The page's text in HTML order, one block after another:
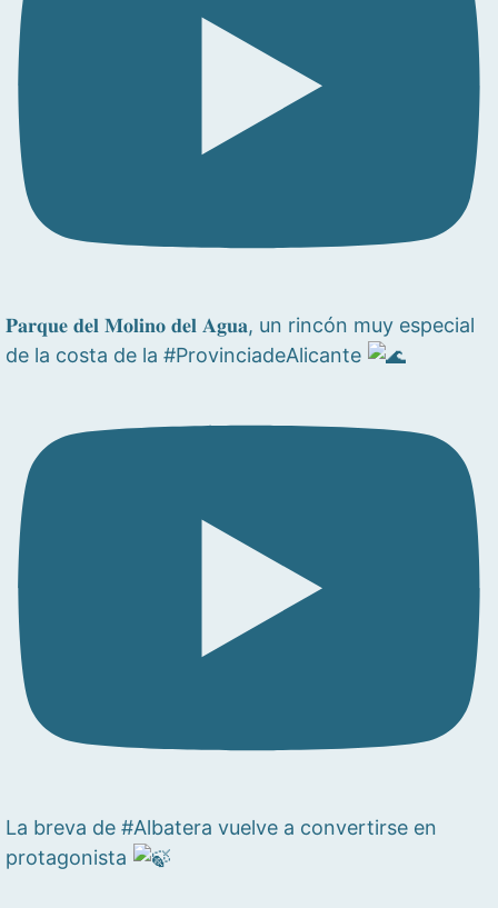
𝐏𝐚𝐫𝐪𝐮𝐞 𝐝𝐞𝐥 𝐌𝐨𝐥𝐢𝐧𝐨 𝐝𝐞𝐥 𝐀𝐠𝐮𝐚, un rincón muy especial
de la costa de la #ProvinciadeAlicante
La breva de #Albatera vuelve a convertirse en
protagonista